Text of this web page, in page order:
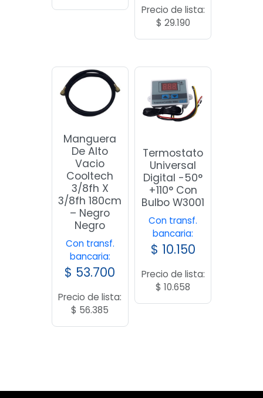
Precio de lista:
$ 29.190
Manguera
De Alto
Vacio
Cooltech
3/8fh X
3/8fh 180cm
– Negro
Negro
Con transf.
bancaria:
$ 53.700
Precio de lista:
$ 56.385
Termostato
Universal
Digital -50°
+110° Con
Bulbo W3001
Con transf.
bancaria:
$ 10.150
Precio de lista:
$ 10.658